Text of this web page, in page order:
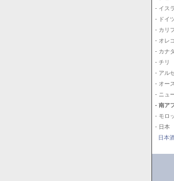
- イス
- ドイ
- カリ
- オレ
- カナ
- チリ
- アル
- オー
- ニュ
- 南ア
- モロ
- 日本
日本